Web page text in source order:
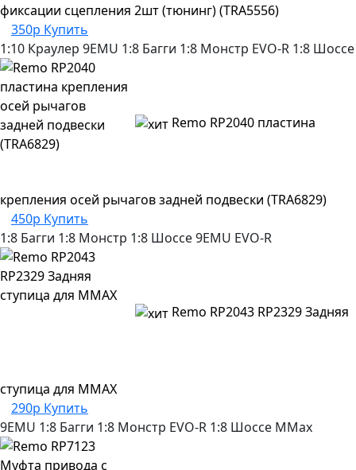
фиксации сцепления 2шт (тюнинг) (TRA5556)
350р Купить
1:10 Краулер 9EMU 1:8 Багги 1:8 Монстр EVO-R 1:8 Шоссе
Remo RP2040 пластина
крепления осей рычагов задней подвески (TRA6829)
450р Купить
1:8 Багги 1:8 Монстр 1:8 Шоссе9EMU EVO-R
Remo RP2043 RP2329 Задняя
ступица для MMAX
290р Купить
9EMU 1:8 Багги 1:8 Монстр EVO-R 1:8 Шоссе MMax